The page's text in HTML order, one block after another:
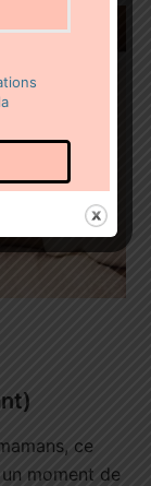
ce
moment de